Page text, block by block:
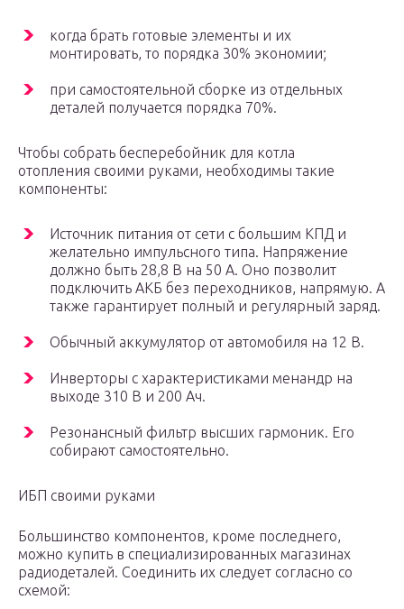
когда брать готовые элементы и их
монтировать, то порядка 30% экономии;
при самостоятельной сборке из отдельных
деталей получается порядка 70%.
Чтобы собрать бесперебойник для котла
отопления своими руками, необходимы такие
компоненты:
Источник питания от сети с большим КПД и
желательно импульсного типа. Напряжение
должно быть 28,8 В на 50 А. Оно позволит
подключить АКБ без переходников, напрямую. А
также гарантирует полный и регулярный заряд.
Обычный аккумулятор от автомобиля на 12 В.
Инверторы с характеристиками менандр на
выходе 310 В и 200 Ач.
Резонансный фильтр высших гармоник. Его
собирают самостоятельно.
ИБП своими руками
Большинство компонентов, кроме последнего,
можно купить в специализированных магазинах
радиодеталей. Соединить их следует согласно со
схемой: